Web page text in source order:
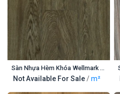
Sàn Nhựa Hèm Khóa Wellmark SPC 1023-4
Not Available For Sale/m²